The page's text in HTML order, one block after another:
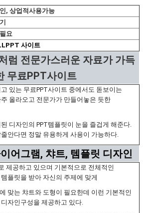
, 상업적사용가능
요
사이트
럼 전문가스러운 자료가 가득
무료PPT사이트
있는 무료PPT사이트 중에서도 돋보이는
올라오고 전문가가 만들어놓은 듯한
디자인의 PPT템플릿이 눈을 즐겁게 해준다.
안다면 정말 유용하게 사용이 가능하다.
어그램, 챠트, 템플릿 디자인
제공하고 있으며 기본적으로 전체적인
플릿을 받아 자신의 주제에 맞게
맞는 챠트와 도형이 필요한데 이런 기본적인
자인구성을 제공하고 있다.